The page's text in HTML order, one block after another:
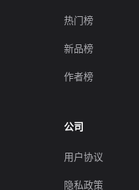
热门榜
新品榜
作者榜
公司
用户协议
隐私政策